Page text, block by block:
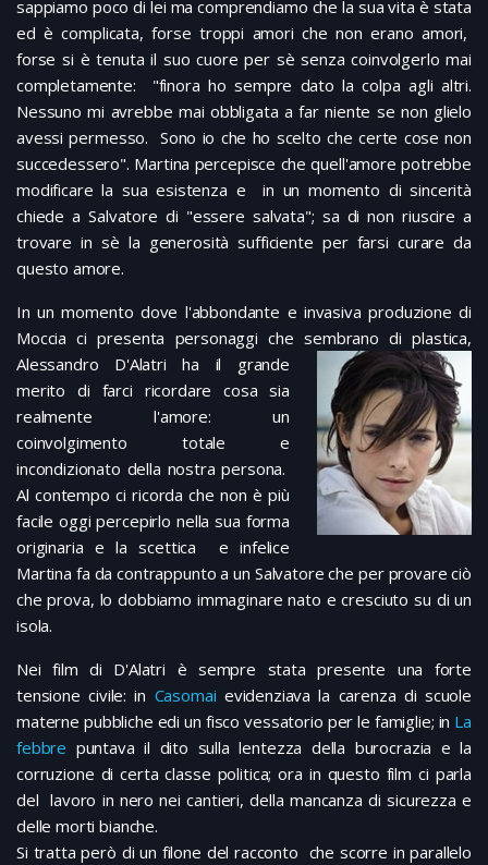
sappiamo poco di lei ma comprendiamo che la sua vita è stata
ed è complicata, forse troppi amori che non erano amori,
forse si è tenuta il suo cuore per sè senza coinvolgerlo mai
completamente: "finora ho sempre dato la colpa agli altri.
Nessuno mi avrebbe mai obbligata a far niente se non glielo
avessi permesso. Sono io che ho scelto che certe cose non
succedessero". Martina percepisce che quell'amore potrebbe
modificare la sua esistenza e in un momento di sincerità
chiede a Salvatore di "essere salvata"; sa di non riuscire a
trovare in sè la generosità sufficiente per farsi curare da
questo amore.
In un momento dove l'abbondante e invasiva produzione di
Moccia ci presenta personaggi che sembranodi plastica,
Alessandro D'Alatri ha il grande
merito di farci ricordare cosa sia
realmente l'amore: un
coinvolgimento totale e
incondizionato della nostra persona.
Al contempo ci ricorda che non è più
facile oggi percepirlo nella sua forma
originaria e la scettica e infelice
Martina fa da contrappunto a un Salvatore che per provare ciò
che prova, lo dobbiamo immaginare nato e cresciuto su di un
isola.
Nei film di D'Alatri è sempre stata presente una forte
tensione civile: in Casomai evidenziava la carenza di scuole
materne pubbliche edi un fisco vessatorio per le famiglie; in La
febbre puntava il dito sulla lentezza della burocrazia e la
corruzione di certa classe politica; ora in questo film ci parla
del lavoro in nero nei cantieri, della mancanza di sicurezza e
delle morti bianche.
Si tratta però di un filone del racconto che scorre in parallelo